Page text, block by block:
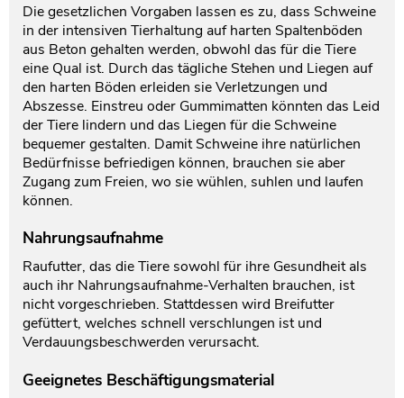
Die gesetzlichen Vorgaben lassen es zu, dass Schweine
in der intensiven Tierhaltung auf harten Spaltenböden
aus Beton gehalten werden, obwohl das für die Tiere
eine Qual ist. Durch das tägliche Stehen und Liegen auf
den harten Böden erleiden sie Verletzungen und
Abszesse. Einstreu oder Gummimatten könnten das Leid
der Tiere lindern und das Liegen für die Schweine
bequemer gestalten. Damit Schweine ihre natürlichen
Bedürfnisse befriedigen können, brauchen sie aber
Zugang zum Freien, wo sie wühlen, suhlen und laufen
können.
Nahrungsaufnahme
Raufutter, das die Tiere sowohl für ihre Gesundheit als
auch ihr Nahrungsaufnahme-Verhalten brauchen, ist
nicht vorgeschrieben. Stattdessen wird Breifutter
gefüttert, welches schnell verschlungen ist und
Verdauungsbeschwerden verursacht.
Geeignetes Beschäftigungsmaterial